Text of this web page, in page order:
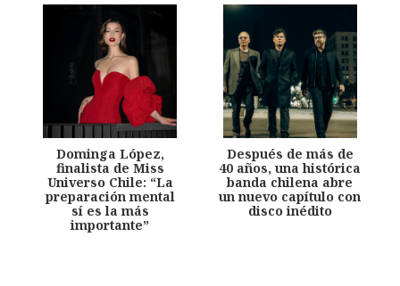
Dominga López,
finalista de Miss
Universo Chile: “La
preparación mental
sí es la más
importante”
Después de más de
40 años, una histórica
banda chilena abre
un nuevo capítulo con
disco inédito